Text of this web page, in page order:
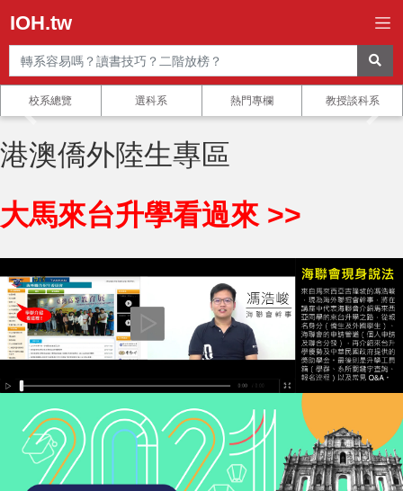
IOH.tw
校系總覽 選科系 熱門專欄 教授談科系
港澳僑外陸生專區
大馬來台升學看過來 >>